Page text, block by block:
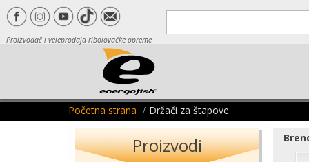
Proizvođač i veleprodaja ribolovačke opreme
Početna strana Držači za štapove
Proizvodi